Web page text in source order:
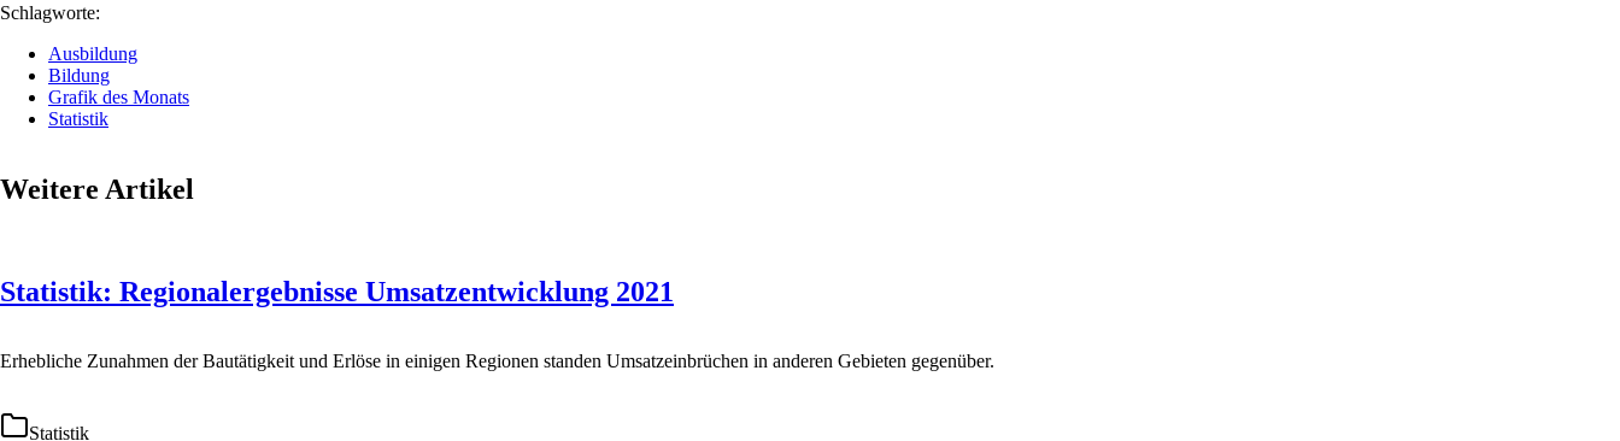
Schlagworte:
Ausbildung
Bildung
Grafik des Monats
Statistik
Weitere Artikel
Statistik: Regionalergebnisse Umsatzentwicklung 2021
Erhebliche Zunahmen der Bautätigkeit und Erlöse in einigen Regionen standen Umsatzeinbrüchen in anderen Gebieten gegenüber.
Statistik